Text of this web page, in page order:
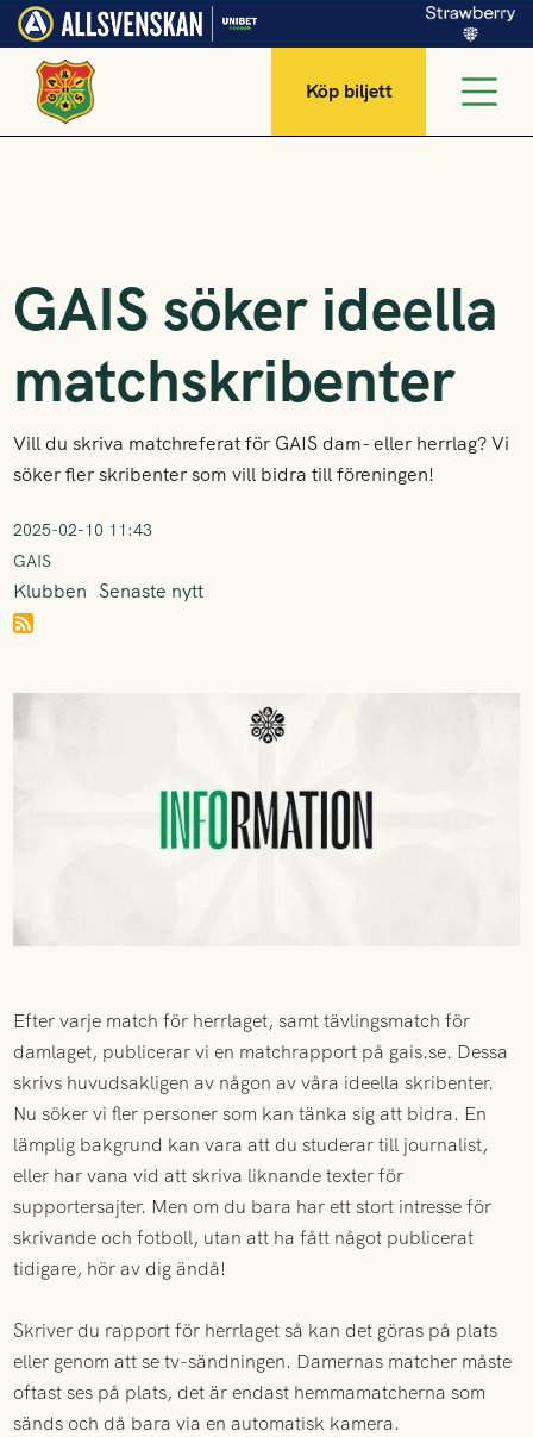
Köp biljett
GAIS söker ideella
matchskribenter
Vill du skriva matchreferat för GAIS dam- eller herrlag? Vi
söker fler skribenter som vill bidra till föreningen!
2025-02-10 11:43
GAIS
Klubben Senaste nytt
Efter varje match för herrlaget, samt tävlingsmatch för
damlaget, publicerar vi en matchrapport på gais.se. Dessa
skrivs huvudsakligen av någon av våra ideella skribenter.
Nu söker vi fler personer som kan tänka sig att bidra. En
lämplig bakgrund kan vara att du studerar till journalist,
eller har vana vid att skriva liknande texter för
supportersajter. Men om du bara har ett stort intresse för
skrivande och fotboll, utan att ha fått något publicerat
tidigare, hör av dig ändå!
Skriver du rapport för herrlaget så kan det göras på plats
eller genom att se tv-sändningen. Damernas matcher måste
oftast ses på plats, det är endast hemmamatcherna som
sänds och då bara via en automatisk kamera.